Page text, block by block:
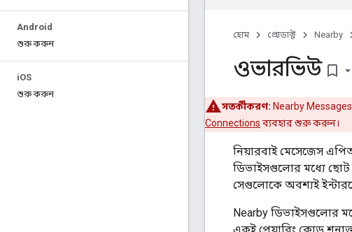
Android
শুরু করুন
iOS
শুরু করুন
হোম প্রোডাক্ট Nearby
ওভারভিউ bookmark_border
সতর্কীকরণ: Nearby
Connections ব্যবহার শুরু করুন।
নিয়ারবাই মেসেজেস
ডিভাইসগুলোর মধ্যে ছোট
সেগুলোকে অবশ্যই
Nearby ডিভাইসগুলোর